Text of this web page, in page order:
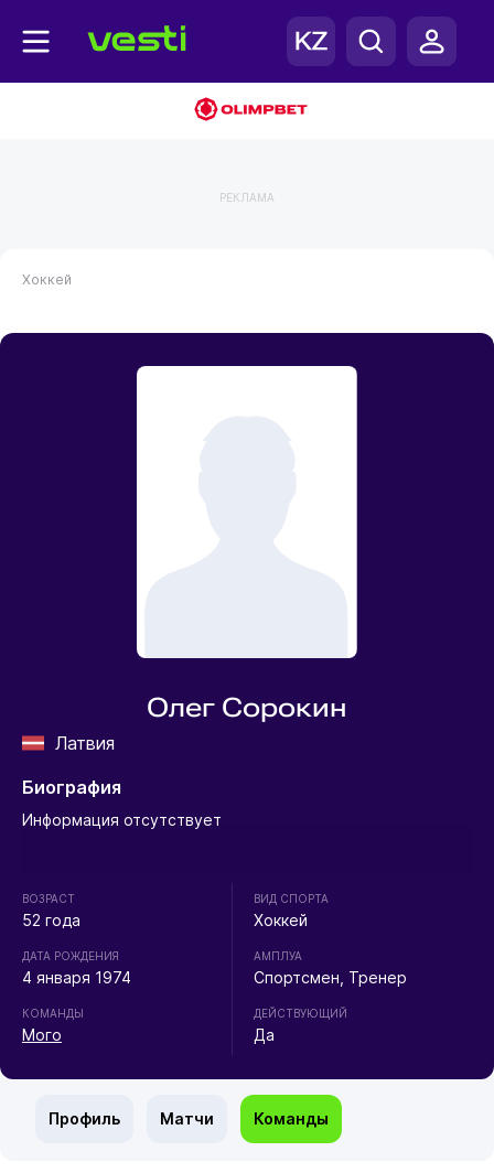
РЕКЛАМА
Хоккей
Олег Сорокин
Латвия
Биография
Информация отсутствует
ВОЗРАСТ
52 года
ДАТА РОЖДЕНИЯ
4 января 1974
КОМАНДЫ
Мого
ВИД СПОРТА
Хоккей
АМПЛУА
Спортсмен, Тренер
ДЕЙСТВУЮЩИЙ
Да
Профиль Матчи Команды